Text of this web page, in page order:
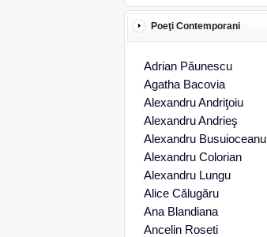
Poeţi Contemporani
Adrian Păunescu
Agatha Bacovia
Alexandru Andriţoiu
Alexandru Andrieş
Alexandru Busuioceanu
Alexandru Colorian
Alexandru Lungu
Alice Călugăru
Ana Blandiana
Ancelin Roseti